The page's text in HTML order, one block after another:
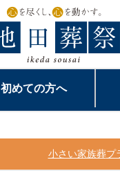
初めての方へ
小さい家族葬プ